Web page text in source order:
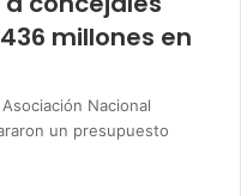
millones en
Nacional
un presupuesto